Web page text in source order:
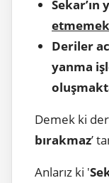
Deriler
yanma
Demek ki
bırakmaz’
Anlarız ki '